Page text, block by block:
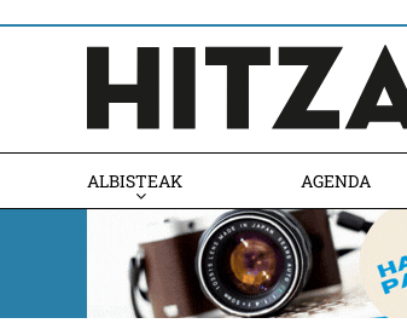
ALBISTEAK AGENDA